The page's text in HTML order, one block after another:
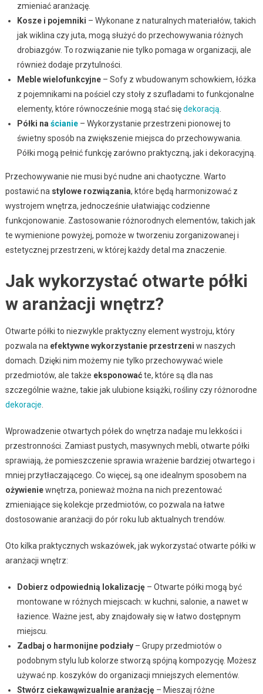
zmieniać aranżację.
Kosze i pojemniki – Wykonane z naturalnych materiałów, takich
jak wiklina czy juta, mogą służyć do przechowywania różnych
drobiazgów. To rozwiązanie nie tylko pomaga w organizacji, ale
również dodaje przytulności.
Meble wielofunkcyjne– Sofy z wbudowanym schowkiem, łóżka
z pojemnikami na pościel czy stoły z szufladami to funkcjonalne
elementy, które równocześnie mogą stać siędekoracją
Półki na ścianie– Wykorzystanie przestrzeni pionowej to
świetny sposób na zwiększenie miejsca do przechowywania.
Półki mogą pełnić funkcję zarówno praktyczną, jak i dekoracyjną.
Przechowywanie nie musi być nudne ani chaotyczne. Warto
postawić na stylowe rozwiązania, które będą harmonizować z
wystrojem wnętrza, jednocześnie ułatwiając codzienne
funkcjonowanie. Zastosowanie różnorodnych elementów, takich jak
te wymienione powyżej, pomoże w tworzeniu zorganizowanej i
estetycznej przestrzeni, w której każdy detal ma znaczenie.
Jak wykorzystać otwarte półki
w aranżacji wnętrz?
Otwarte półki to niezwykle praktyczny element wystroju, który
pozwala na efektywne wykorzystanie przestrzeni w naszych
domach. Dzięki nim możemy nie tylko przechowywać wiele
przedmiotów, ale także eksponowaćte, które są dla nas
szczególnie ważne, takie jak ulubione książki, rośliny czy różnorodne
dekoracje
Wprowadzenie otwartych półek do wnętrza nadaje mu lekkości i
przestronności. Zamiast pustych, masywnych mebli, otwarte półki
sprawiają, że pomieszczenie sprawia wrażenie bardziej otwartego i
mniej przytłaczającego. Co więcej, są one idealnym sposobem na
ożywieniewnętrza, ponieważ można na nich prezentować
zmieniające się kolekcje przedmiotów, co pozwala na łatwe
dostosowanie aranżacji do pór roku lub aktualnych trendów.
Oto kilka praktycznych wskazówek, jak wykorzystać otwarte półki w
aranżacji wnętrz:
Dobierz odpowiednią lokalizację– Otwarte półki mogą być
montowane w różnych miejscach: w kuchni, salonie, a nawet w
łazience. Ważne jest, aby znajdowały się w łatwo dostępnym
miejscu.
Zadbaj o harmonijne podziały– Grupy przedmiotów o
podobnym stylu lub kolorze stworzą spójną kompozycję. Możesz
używać np. koszyków do organizacji mniejszych elementów.
Stwórz ciekawąwizualnie aranżację– Mieszaj różne